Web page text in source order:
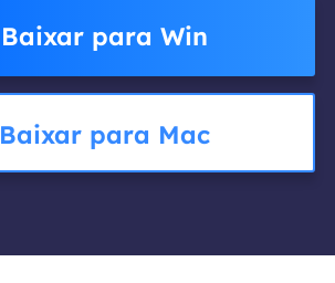
Baixar para Win
Baixar para Mac